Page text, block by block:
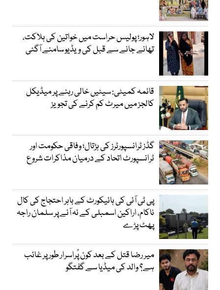
لاہور؛ پولیس حراست میں خواتین کی ہلاکت،
تھانے جانے سے قبل کی ویڈیو سامنے آگئی
قائمہ کمیٹی: سیٹیں خالی رہنے پر میڈیکل
کالجز میں میرٹ کم کرنے کی تجویز
گڈز ٹرانسپورٹرز کی ہڑتال؛ وفاقی حکومت اور
ٹرانسپورٹ اتحاد کے درمیان مذاکرات شروع
پی ٹی آئی کی ہائیکورٹ کے باہر احتجاج کی کال
ناکام، اراکین اسمبلی کے نہ آنے پر سلمان راجہ
پھٹ پڑے
میر رضا قتل کے بعد کون پُراسرار طور پر غائب
ہے؟ والد کی میڈیا سے گفتگو